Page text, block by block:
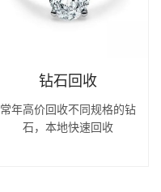
钻石回收
常年高价回收不同规格的钻
石，本地快速回收